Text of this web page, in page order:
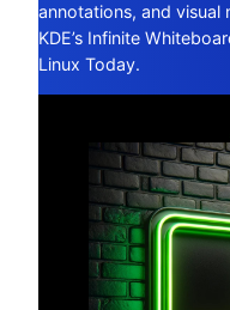
annotations, and visual
KDE’s Infinite
Linux Today.